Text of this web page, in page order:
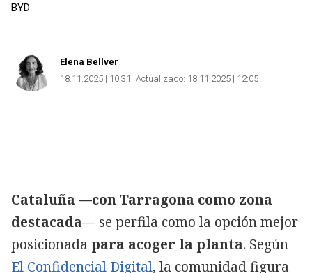
BYD
Elena Bellver
18.11.2025 | 10:31 Actualizado: 18.11.2025 | 12:05
Cataluña —con Tarragona como zona
destacada— se perfila como la opción mejor
posicionada para acoger la planta. Según
El Confidencial Digital, la comunidad figura